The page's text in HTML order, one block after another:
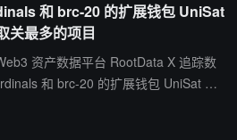
费政策。UniHexa：扩大当前邀请轮
期访问邀请范围。UniHexa 是面向 brc
兑换服务。brc-20：即将展开关于单步
享关于在比特币主网上实现 brc-20
的 MCP，能够提供商业级的比特币链
和 brc-20 的扩展钱包 UniSat
关最多的项目
资产数据平台 RootData X 追踪数
和 brc-20 的扩展钱包 UniSat 为
、加密 KOL Kuai